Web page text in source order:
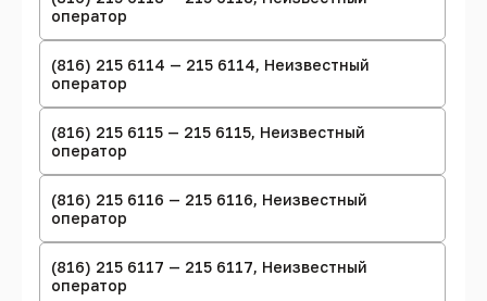
оператор
(816) 215 6114 — 215 6114, Неизвестный
оператор
(816) 215 6115 — 215 6115, Неизвестный
оператор
(816) 215 6116 — 215 6116, Неизвестный
оператор
(816) 215 6117 — 215 6117, Неизвестный
оператор